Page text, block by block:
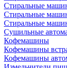
Стиральные
Стиральные
Стиральные
Сушильные
Кофемашины
Кофемашины
Кофемашины